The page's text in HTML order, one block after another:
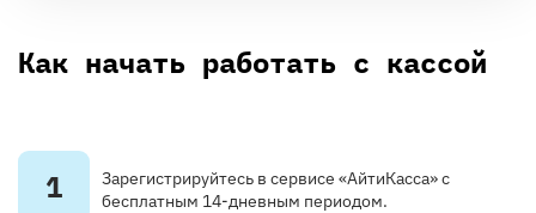
Как начать работать с кассой
1
Зарегистрируйтесь в сервисе «АйтиКасса» с
бесплатным 14-дневным периодом.